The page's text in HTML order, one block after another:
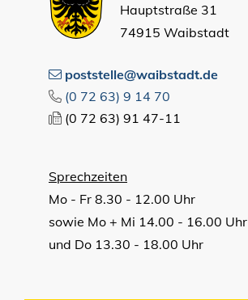
Hauptstraße 31
74915 Waibstadt
poststelle@waibstadt.de
(0 72 63) 9 14 70
(0 72 63) 91 47-11
Sprechzeiten
Mo - Fr 8.30 - 12.00 Uhr
sowie Mo + Mi 14.00 - 16.00 Uhr
und Do 13.30 - 18.00 Uhr